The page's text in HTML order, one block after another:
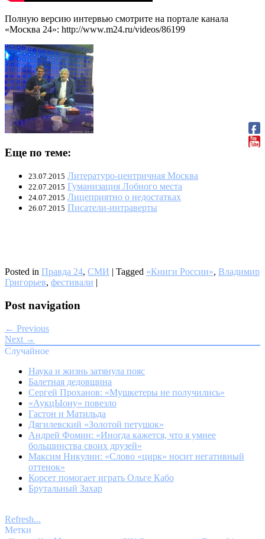
Полную версию интервью смотрите на портале канала
«Москва 24»: http://www.m24.ru/videos/86199
Еще по теме:
23.07.2015 Литературо-центричная Москва
22.07.2015 Гуманизация Лобного места
24.07.2015 Лицеприятно о недостатках
26.07.2015 Писатели-интраверты
Posted in Правда 24, СМИ | Tagged «Книги России», Владимир
Григорьев, фестивали |
Post navigation
← Previous
Next →
Случайное
Наука и жизнь затянула пояс
Балетная дедовщина
Сергей Проханов: «Мушкетеры не получились»
«АукцЫону» повезло
Гастон и Матильда
Дягилевский «Золотой петушок»
Андрей Фомин: «Иногда кажется, что я умнее
большинства своих друзей»
Максим Никулин: «Слово «цирк» носит негативный
оттенок»
Корсет помогает играть Ольге Кабо
Брутальный Захар
Refresh...
Метки